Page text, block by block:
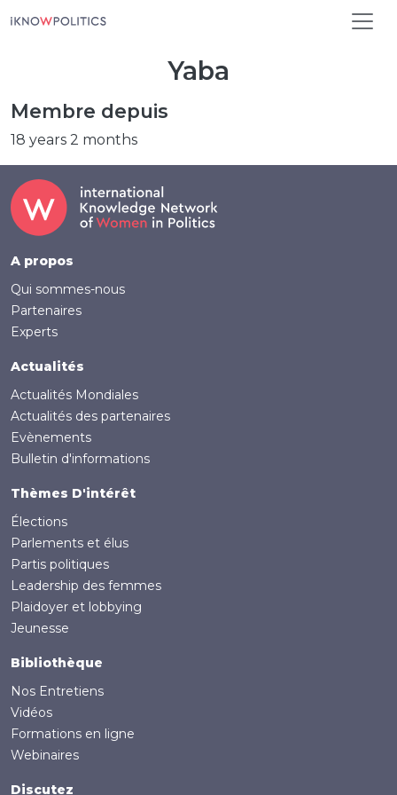
Yaba
Membre depuis
18 years 2 months
Footer
A propos
Qui sommes-nous
Partenaires
Experts
Actualités
Actualités Mondiales
Actualités des partenaires
Evènements
Bulletin d'informations
Thèmes D'intérêt
Élections
Parlements et élus
Partis politiques
Leadership des femmes
Plaidoyer et lobbying
Jeunesse
Bibliothèque
Nos Entretiens
Vidéos
Formations en ligne
Webinaires
Discutez